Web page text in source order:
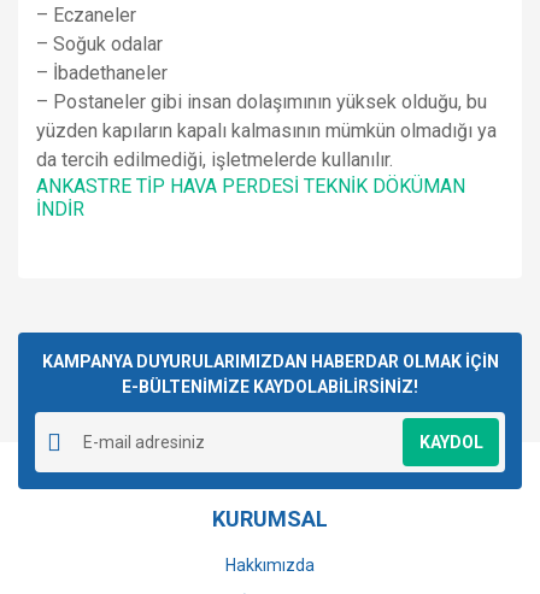
– Eczaneler
– Soğuk odalar
– İbadethaneler
– Postaneler gibi insan dolaşımının yüksek olduğu, bu
yüzden kapıların kapalı kalmasının mümkün olmadığı ya
da tercih edilmediği, işletmelerde kullanılır.
ANKASTRE TİP HAVA PERDESİ TEKNİK DÖKÜMAN
İNDİR
Yorum Yaz
kullanarak tarafımıza iletebilirsiniz.
Görüş ve önerileriniz için teşekkür ederiz.
Ürün resmi kalitesiz, bozuk veya görüntülenemiyor.
Ürün açıklamasında eksik bilgiler bulunuyor.
Ürün bilgilerinde hatalar bulunuyor.
Ürün fiyatı diğer sitelerden daha pahalı.
KAMPANYA DUYURULARIMIZDAN HABERDAR OLMAK İÇİN
E-BÜLTENİMİZE KAYDOLABİLİRSİNİZ!
KAYDOL
KURUMSAL
Hakkımızda